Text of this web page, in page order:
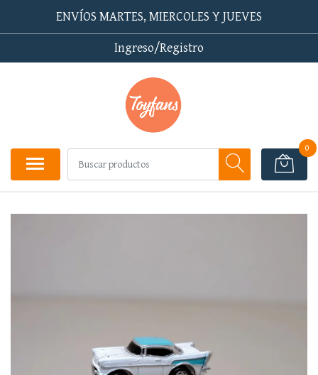
ENVÍOS MARTES, MIERCOLES Y JUEVES
Ingreso/Registro
0